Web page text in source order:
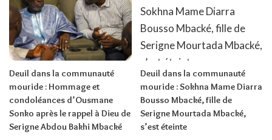
Deuil dans la communauté
mouride : Hommage et
condoléances d’Ousmane
Sonko après le rappel à Dieu de
Serigne Abdou Bakhi Mbacké
Deuil dans la communauté
mouride : Sokhna Mame Diarra
Bousso Mbacké, fille de
Serigne Mourtada Mbacké,
s’est éteinte